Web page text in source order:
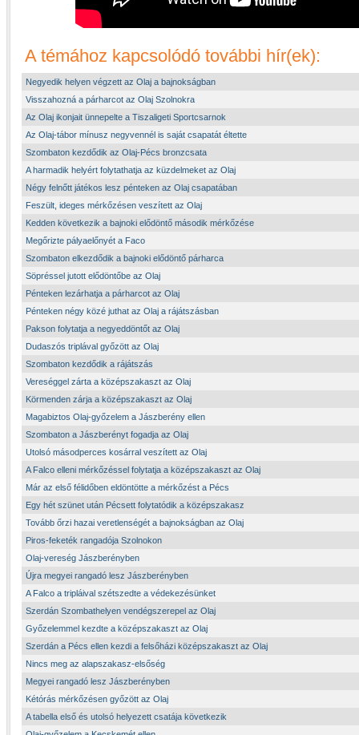
A témához kapcsolódó további hír(ek):
Negyedik helyen végzett az Olaj a bajnokságban
Visszahozná a párharcot az Olaj Szolnokra
Az Olaj ikonjait ünnepelte a Tiszaligeti Sportcsarnok
Az Olaj-tábor mínusz negyvennél is saját csapatát éltette
Szombaton kezdődik az Olaj-Pécs bronzcsata
A harmadik helyért folytathatja az küzdelmeket az Olaj
Négy felnőtt játékos lesz pénteken az Olaj csapatában
Feszült, ideges mérkőzésen veszített az Olaj
Kedden következik a bajnoki elődöntő második mérkőzése
Megőrizte pályaelőnyét a Faco
Szombaton elkezdődik a bajnoki elődöntő párharca
Söpréssel jutott elődöntőbe az Olaj
Pénteken lezárhatja a párharcot az Olaj
Pénteken négy közé juthat az Olaj a rájátszásban
Pakson folytatja a negyeddöntőt az Olaj
Dudaszós triplával győzött az Olaj
Szombaton kezdődik a rájátszás
Vereséggel zárta a középszakaszt az Olaj
Körmenden zárja a középszakaszt az Olaj
Magabiztos Olaj-győzelem a Jászberény ellen
Szombaton a Jászberényt fogadja az Olaj
Utolsó másodperces kosárral veszített az Olaj
A Falco elleni mérkőzéssel folytatja a középszakaszt az Olaj
Már az első félidőben eldöntötte a mérkőzést a Pécs
Egy hét szünet után Pécsett folytatódik a középszakasz
Tovább őrzi hazai veretlenségét a bajnokságban az Olaj
Piros-feketék rangadója Szolnokon
Olaj-vereség Jászberényben
Újra megyei rangadó lesz Jászberényben
A Falco a tripláival szétszedte a védekezésünket
Szerdán Szombathelyen vendégszerepel az Olaj
Győzelemmel kezdte a középszakaszt az Olaj
Szerdán a Pécs ellen kezdi a felsőházi középszakaszt az Olaj
Nincs meg az alapszakasz-elsőség
Megyei rangadó lesz Jászberényben
Kétórás mérkőzésen győzött az Olaj
A tabella első és utolsó helyezett csatája következik